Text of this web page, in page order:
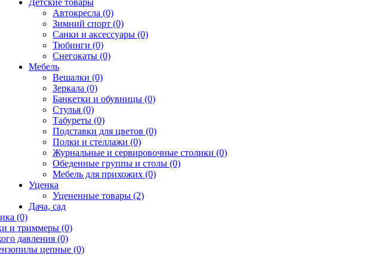
Автокресла (0)
Зимний спорт (0)
Санки и аксессуары (0)
Тюбинги (0)
Снегокаты (0)
Мебель
Вешалки (0)
Зеркала (0)
Банкетки и обувницы (0)
Стулья (0)
Табуреты (0)
Подставки для цветов (0)
Полки и стеллажи (0)
Журнальные и сервировочные столики (0)
Обеденные группы и столы (0)
Мебель для прихожих (0)
Уценка
Уцененные товары (2)
Дача, сад
(0)
и триммеры (0)
давления (0)
цепные (0)